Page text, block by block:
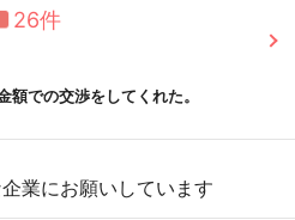
26件
額での交渉をしてくれた。
業にお願いしています